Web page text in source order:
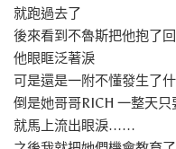
就跑過去了
後來看到不魯斯把他抱了
他眼眶泛著淚
可是還是一附不懂發生了
倒是她哥哥RICH 一整天
就馬上流出眼淚……